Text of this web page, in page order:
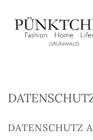
DATENSCHUTZ